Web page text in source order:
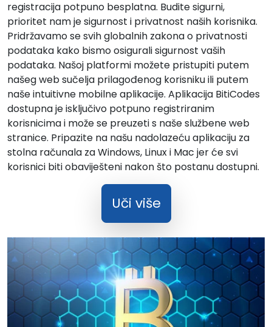
registracija potpuno besplatna. Budite sigurni,
prioritet nam je sigurnost i privatnost naših korisnika.
Pridržavamo se svih globalnih zakona o privatnosti
podataka kako bismo osigurali sigurnost vaših
podataka. Našoj platformi možete pristupiti putem
našeg web sučelja prilagođenog korisniku ili putem
naše intuitivne mobilne aplikacije. Aplikacija BitiCodes
dostupna je isključivo potpuno registriranim
korisnicima i može se preuzeti s naše službene web
stranice. Pripazite na našu nadolazeću aplikaciju za
stolna računala za Windows, Linux i Mac jer će svi
korisnici biti obaviješteni nakon što postanu dostupni.
Uči više